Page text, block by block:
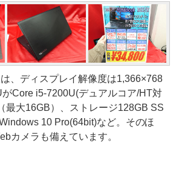
、ディスプレイ解像度は1,366×768
がCore i5-7200U(デュアルコア/HT対
最大16GB）、ストレージ128GB SS
10 Pro(64bit)など。そのほ
カメラも備えています。